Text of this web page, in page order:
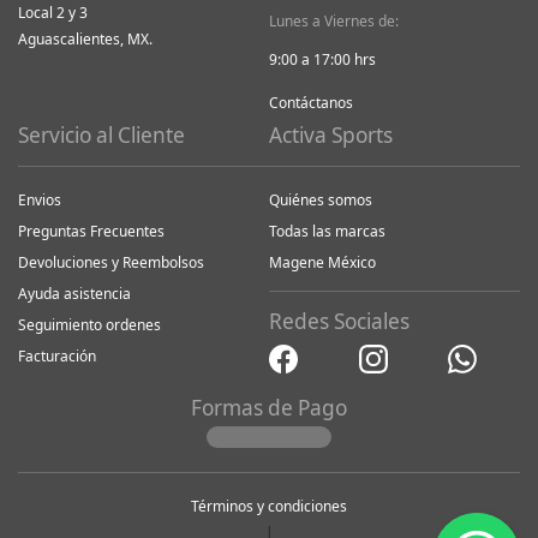
Local 2 y 3
Aguascalientes, MX.
Lunes a Viernes de:
9:00 a 17:00 hrs
Contáctanos
Servicio al Cliente
Envios
Preguntas Frecuentes
Devoluciones y Reembolsos
Ayuda asistencia
Seguimiento ordenes
Facturación
Activa Sports
Quiénes somos
Todas las marcas
Magene México
Redes Sociales
Formas de Pago
Términos y condiciones
|